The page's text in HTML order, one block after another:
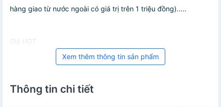
hàng giao từ nước ngoài có giá trị trên 1 triệu đồng).....
Giá HGT
Xem thêm thông tin sản phẩm
Thông tin chi tiết